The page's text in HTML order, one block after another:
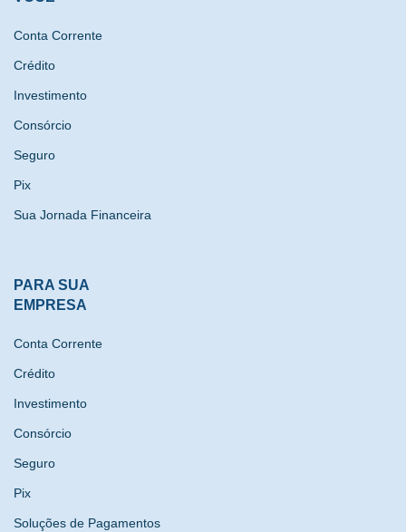
Conta Corrente
Crédito
Investimento
Consórcio
Seguro
Pix
Sua Jornada Financeira
PARA SUA
EMPRESA
Conta Corrente
Crédito
Investimento
Consórcio
Seguro
Pix
Soluções de Pagamentos